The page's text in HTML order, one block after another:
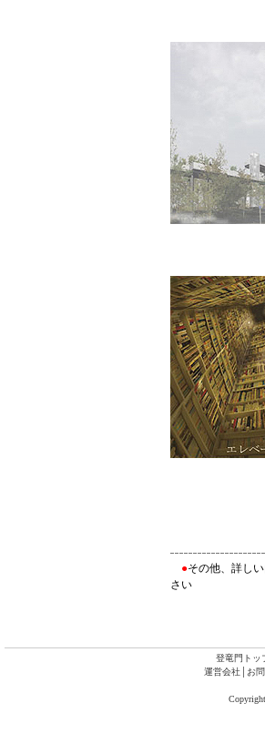
●その他、詳し
さい
登竜門トッ
運営会社│ お